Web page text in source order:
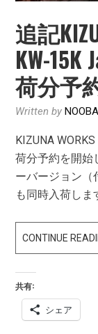
追記
KW-15K
荷分予
Written by
KIZUNA
荷分予約を開始
ーバージョン（
も同時入荷しま
CONTINUE
共有:
シェア